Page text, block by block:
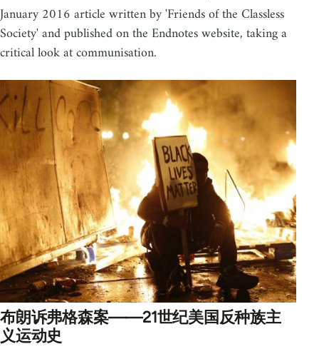
January 2016 article written by 'Friends of the Classless
Society' and published on the Endnotes website, taking a
critical look at communisation.
布朗诉弗格森案——21世纪美国反种族主
义运动史